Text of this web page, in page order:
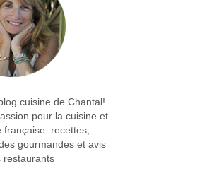
cuisine de Chantal!
pour la cuisine et
française: recettes,
gourmandes et avis
restaurants